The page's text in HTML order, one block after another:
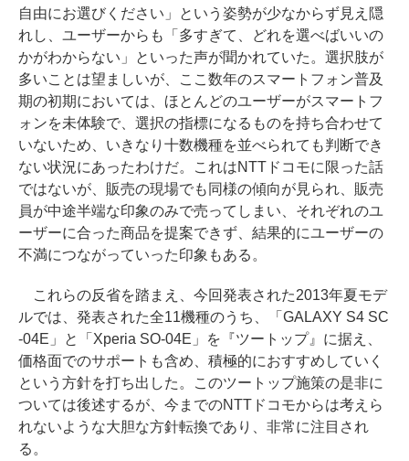
自由にお選びください」という姿勢が少なからず見え隠
れし、ユーザーからも「多すぎて、どれを選べばいいの
かがわからない」といった声が聞かれていた。選択肢が
多いことは望ましいが、ここ数年のスマートフォン普及
期の初期においては、ほとんどのユーザーがスマートフ
ォンを未体験で、選択の指標になるものを持ち合わせて
いないため、いきなり十数機種を並べられても判断でき
ない状況にあったわけだ。これはNTTドコモに限った話
ではないが、販売の現場でも同様の傾向が見られ、販売
員が中途半端な印象のみで売ってしまい、それぞれのユ
ーザーに合った商品を提案できず、結果的にユーザーの
不満につながっていった印象もある。
これらの反省を踏まえ、今回発表された2013年夏モデ
ルでは、発表された全11機種のうち、「GALAXY S4 SC
-04E」と「Xperia SO-04E」を『ツートップ』に据え、
価格面でのサポートも含め、積極的におすすめしていく
という方針を打ち出した。このツートップ施策の是非に
ついては後述するが、今までのNTTドコモからは考えら
れないような大胆な方針転換であり、非常に注目され
る。